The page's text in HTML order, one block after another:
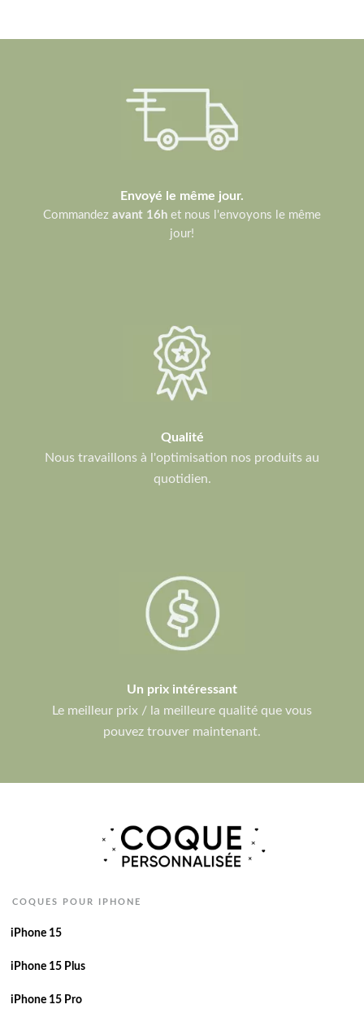
Envoyé le même jour.
Commandez avant 16h et nous l'envoyons le même
jour!
Qualité
Nous travaillons à l'optimisation nos produits au
quotidien.
Un prix intéressant
Le meilleur prix / la meilleure qualité que vous
pouvez trouver maintenant.
COQUES POUR IPHONE
iPhone 15
iPhone 15 Plus
iPhone 15 Pro